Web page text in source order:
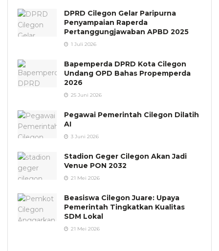
DPRD Cilegon Gelar Paripurna
Penyampaian Raperda
Pertanggungjawaban APBD 2025
1 Juli 2026
Bapemperda DPRD Kota Cilegon
Undang OPD Bahas Propemperda
2026
25 Juni 2026
Pegawai Pemerintah Cilegon Dilatih
AI
3 Juni 2026
Stadion Geger Cilegon Akan Jadi
Venue PON 2032
21 Mei 2026
Beasiswa Cilegon Juare: Upaya
Pemerintah Tingkatkan Kualitas
SDM Lokal
21 Mei 2026